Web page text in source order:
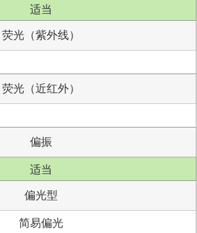
适当
荧光（紫外线）
荧光（近红外）
偏振
适当
偏光型
简易偏光